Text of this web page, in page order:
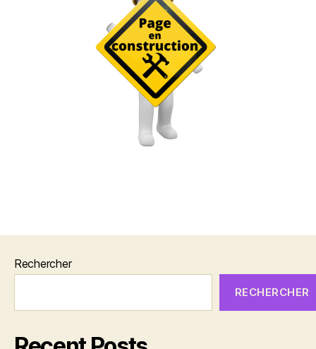
Rechercher
RECHERCHER